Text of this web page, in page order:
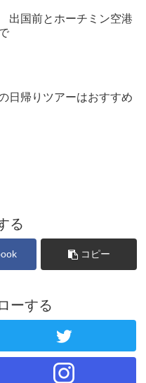
出国前とホーチミン空港
日帰りツアーはおすすめ
る
コピー
ーする